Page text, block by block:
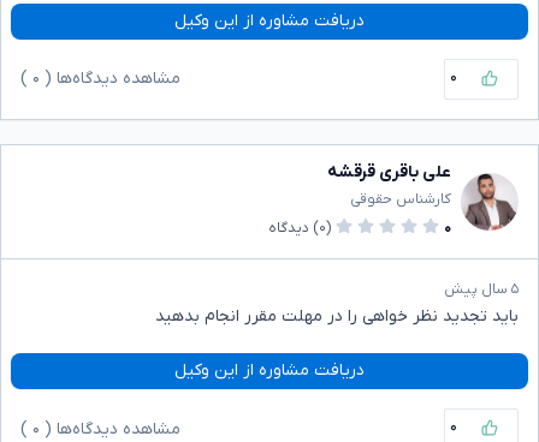
دریافت مشاوره از این وکیل
۰ مشاهده دیدگاه‌ها ( ۰
علی باقری قرقشه
کارشناس حقوقی
۰
(۰) دیدگاه
۵ سال پیش
باید تجدید نظر خواهی را در مهلت مقرر انجام بدهید
دریافت مشاوره از این وکیل
۰ مشاهده دیدگاه‌ها ( ۰